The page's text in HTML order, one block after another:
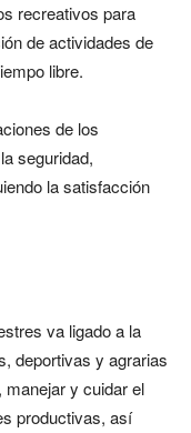
recreativos para
de actividades de
libre.
de los
seguridad,
la satisfacción
va ligado a la
deportivas y agrarias
y cuidar el
productivas, así